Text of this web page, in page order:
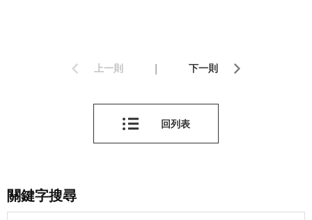
上一則 | 下一則
回列表
關鍵字搜尋